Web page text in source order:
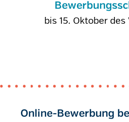
bis 15. Oktober
Online-Bewerbung